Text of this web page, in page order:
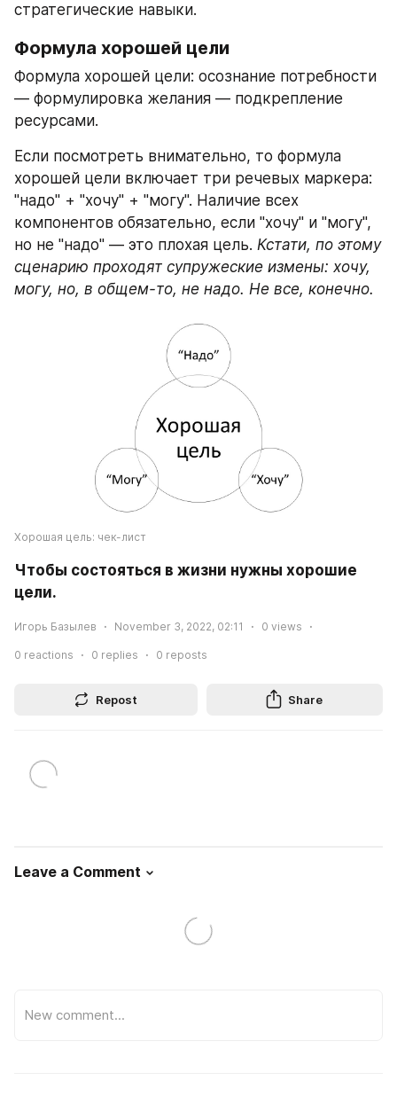
стратегические навыки.
Формула хорошей цели
Формула хорошей цели: осознание потребности
— формулировка желания — подкрепление
ресурсами.
Если посмотреть внимательно, то формула
хорошей цели включает три речевых маркера:
"надо" + "хочу" + "могу". Наличие всех
компонентов обязательно, если "хочу" и "могу",
но не "надо" — это плохая цель. Кстати, по этому
сценарию проходят супружеские измены: хочу,
могу, но, в общем-то, не надо. Не все, конечно.
Хорошая цель: чек-лист
Чтобы состояться в жизни нужны хорошие
цели.
Игорь Базылев November 3, 2022, 02:11 0 views
0 reactions 0 replies 0 reposts
Repost Share
Leave a Comment